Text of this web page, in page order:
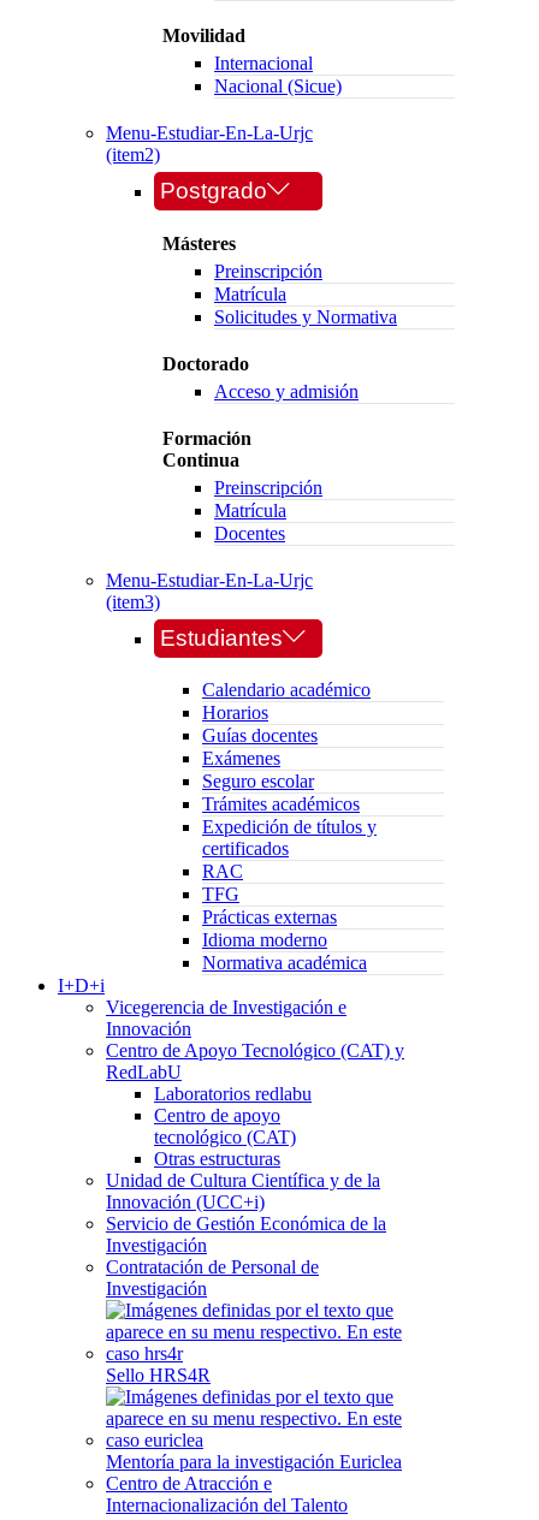
Movilidad
Internacional
Nacional (Sicue)
Menu-Estudiar-En-La-Urjc
(item2)
Postgrado
Másteres
Preinscripción
Matrícula
Solicitudes y Normativa
Doctorado
Acceso y admisión
Formación
Continua
Preinscripción
Matrícula
Docentes
Menu-Estudiar-En-La-Urjc
(item3)
Estudiantes
Calendario académico
Horarios
Guías docentes
Exámenes
Seguro escolar
Trámites académicos
Expedición de títulos y
certificados
RAC
TFG
Prácticas externas
Idioma moderno
Normativa académica
I+D+i
Vicegerencia de Investigación e
Innovación
Centro de Apoyo Tecnológico (CAT) y
RedLabU
Laboratorios redlabu
Centro de apoyo
tecnológico (CAT)
Otras estructuras
Unidad de Cultura Científica y de la
Innovación (UCC+i)
Servicio de Gestión Económica de la
Investigación
Contratación de Personal de
Investigación
Sello HRS4R
Mentoría para la investigación Euriclea
Centro de Atracción e
Internacionalización del Talento